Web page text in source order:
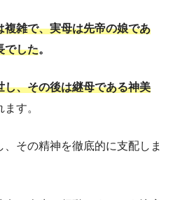
複雑で、実母は先帝の娘であ
でした。
、その後は継母である神美
す。
その精神を徹底的に支配しま